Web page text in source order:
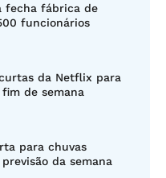
fecha fábrica de
funcionários
da Netflix para
de semana
para chuvas
da semana